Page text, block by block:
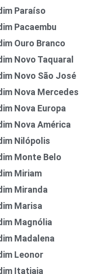
Paraíso
Pacaembu
Ouro Branco
Novo Taquaral
Novo São José
Nova Mercedes
Nova Europa
Nova América
Nilópolis
Monte Belo
Miriam
Miranda
Marisa
Magnólia
Madalena
Leonor
Itatiaia